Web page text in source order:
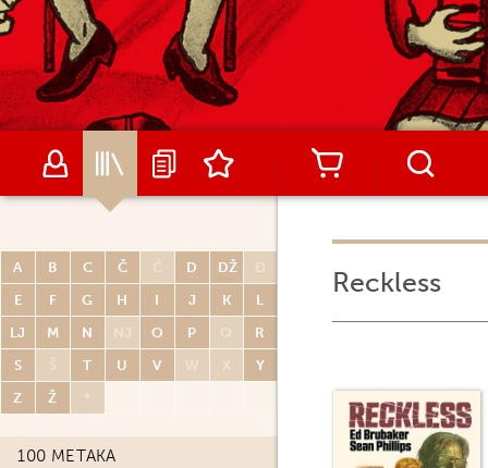
A B C Č Ć D DŽ
Đ
E
F G H I J K
L
LJ
M N NJ O P Q
R
S
Š T U V W X
Y
Z
Ž *
100 METAKA
Reckless